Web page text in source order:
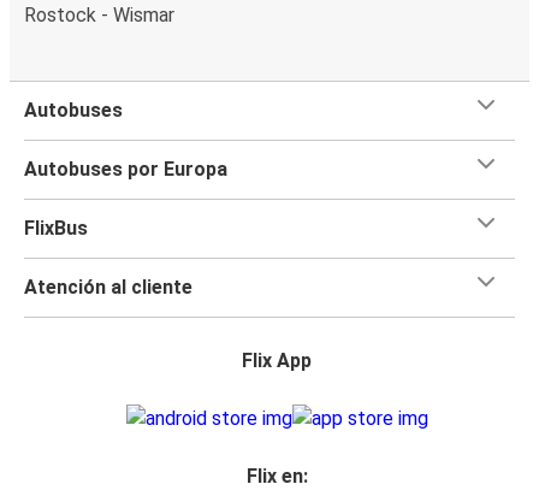
Rostock - Wismar
Autobuses
Autobuses por Europa
FlixBus
Atención al cliente
Flix App
Flix en: